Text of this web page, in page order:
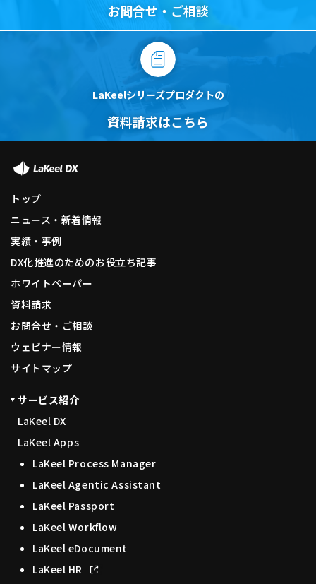
お問合せ・ご相談
LaKeelシリーズプロダクトの
資料請求はこちら
トップ
ニュース・新着情報
実績・事例
DX化推進のためのお役立ち記事
ホワイトペーパー
資料請求
お問合せ・ご相談
ウェビナー情報
サイトマップ
サービス紹介
LaKeel DX
LaKeel Apps
LaKeel Process Manager
LaKeel Agentic Assistant
LaKeel Passport
LaKeel Workflow
LaKeel eDocument
LaKeel HR